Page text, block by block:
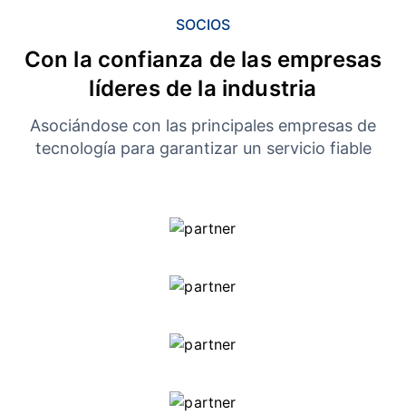
SOCIOS
Con la confianza de las empresas
líderes de la industria
Asociándose con las principales empresas de
tecnología para garantizar un servicio fiable